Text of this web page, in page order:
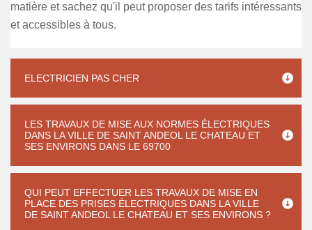
matière et sachez qu'il peut proposer des tarifs intéressants
et accessibles à tous.
ELECTRICIEN PAS CHER
LES TRAVAUX DE MISE AUX NORMES ÉLECTRIQUES
DANS LA VILLE DE SAINT ANDEOL LE CHATEAU ET
SES ENVIRONS DANS LE 69700
QUI PEUT EFFECTUER LES TRAVAUX DE MISE EN
PLACE DES PRISES ÉLECTRIQUES DANS LA VILLE
DE SAINT ANDEOL LE CHATEAU ET SES ENVIRONS ?